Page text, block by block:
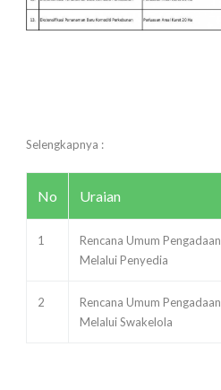
Selengkapnya :
No Uraian
1
Rencana Umum Pengadaan
Melalui Penyedia
2
Rencana Umum Pengadaan
Melalui Swakelola